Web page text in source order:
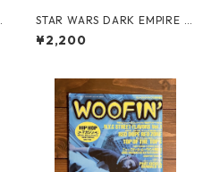
STAR WARS DARK EMPIRE 1
&2 JAPAN ED.
¥2,200